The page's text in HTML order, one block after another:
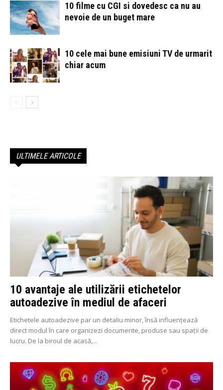
10 filme cu CGI si dovedesc ca nu au
nevoie de un buget mare
10 cele mai bune emisiuni TV de urmarit
chiar acum
ULTIMELE ARTICOLE
10 avantaje ale utilizării etichetelor
autoadezive în mediul de afaceri
Etichetele autoadezive par un detaliu minor, însă influențează
direct modul în care organizezi documente, produse sau spații de
lucru. De la biroul de acasă,...